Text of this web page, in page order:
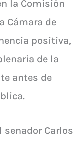
la Comisión
Cámara de
positiva,
de la
antes de
senador Carlos